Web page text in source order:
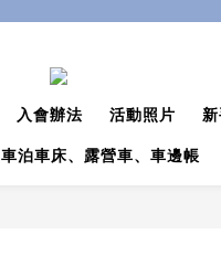
入會辦法 活動照片
車泊車床、露營車、車邊帳